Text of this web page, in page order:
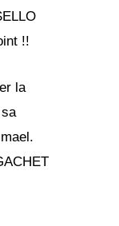
!!
la